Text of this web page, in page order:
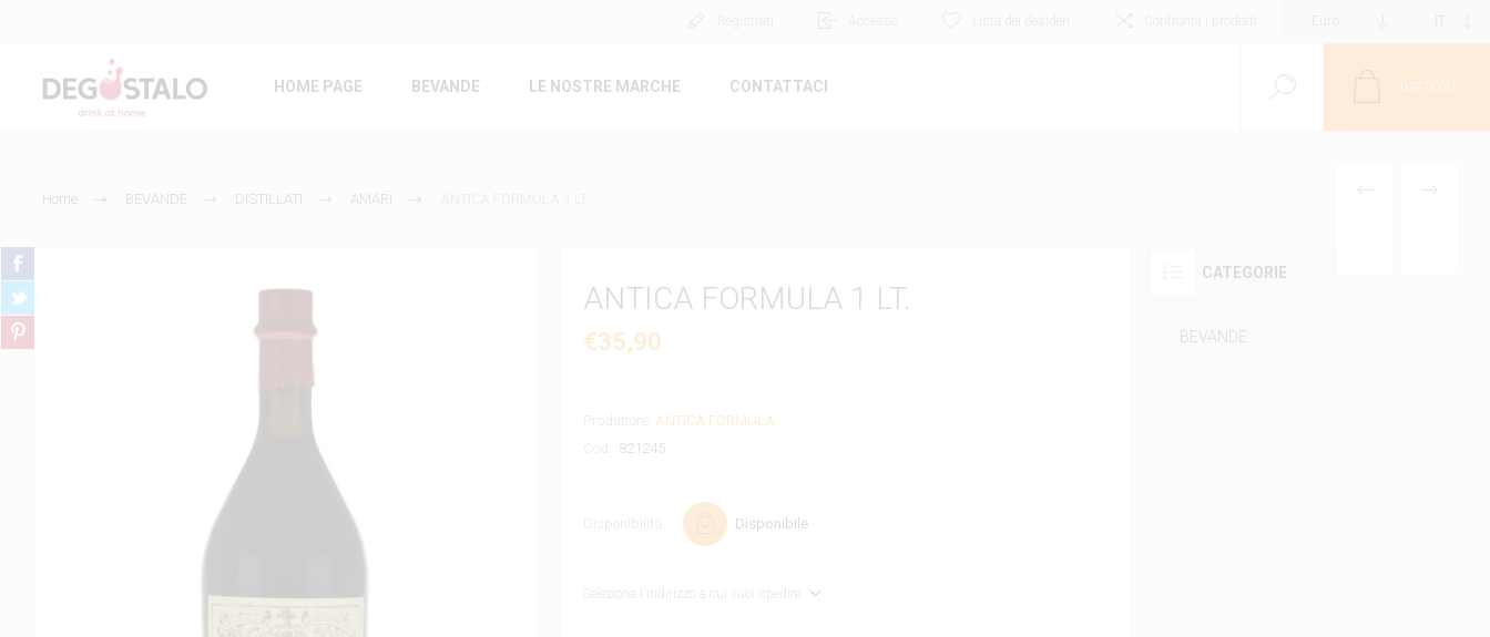
HOME PAGE BEVANDE LE NOSTRE MARCHE CONTATTACI 0 ARTICOLI
Home BEVANDE DISTILLATI AMARI PRODOTTO
ANTICA FORMULA 1 LT.
€35,90
Produttore:
ANTICA FORMULA
821245
Disponibilità: Disponibile
Seleziona l'indirizzo a cui vuoi spedire
CATEGORIE
BEVANDE